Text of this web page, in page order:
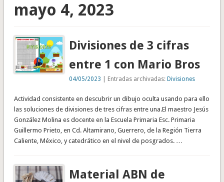
mayo 4, 2023
Divisiones de 3 cifras
entre 1 con Mario Bros
04/05/2023 | Entradas archivadas:Divisiones
Actividad consistente en descubrir un dibujo oculta usando para ello
las soluciones de divisiones de tres cifras entre una.El maestro Jesús
González Molina es docente en la Escuela Primaria Esc. Primaria
Guillermo Prieto, en Cd. Altamirano, Guerrero, de la Región Tierra
Caliente, México, y catedrático en el nivel de posgrados. …
Material ABN de